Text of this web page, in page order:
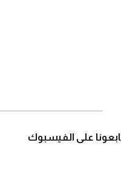
على الفيسبوك